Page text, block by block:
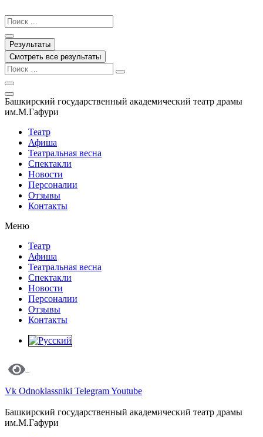
к
содержимому
Search
...
Результаты
Смотреть все результаты
Башкирский государственный академический театр драмы
им.М.Гафури
Театр
Афиша
Театральная весна
Спектакли
Новости
Персоналии
Отзывы
Контакты
Меню
Театр
Афиша
Театральная весна
Спектакли
Новости
Персоналии
Отзывы
Контакты
Vk Odnoklassniki TelegramYoutube
Башкирский государственный академический театр драмы
им.М.Гафури